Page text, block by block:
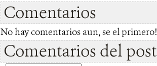
Comentarios
No hay comentarios aun, se el primero!
Comentarios del post